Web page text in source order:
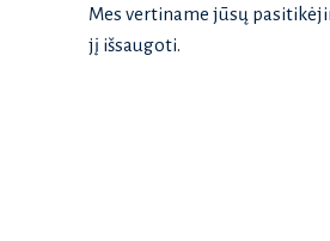
Mes vertiname jūsų
jį išsaugoti.